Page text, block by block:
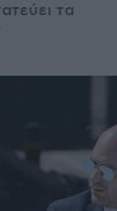
τα